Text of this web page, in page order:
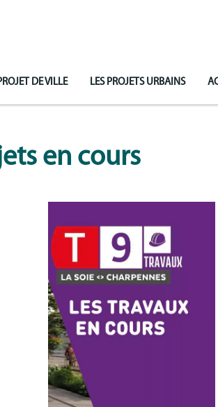
DE VILLE LES PROJETS URBAINS
en cours